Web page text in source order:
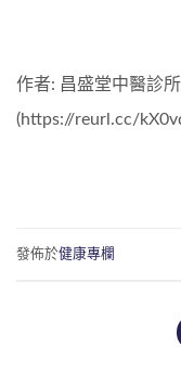
作者: 昌盛堂中醫診
(https://reurl.cc/
發佈於健康專欄